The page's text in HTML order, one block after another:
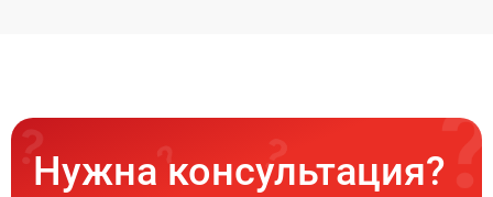
Нужна консультация?